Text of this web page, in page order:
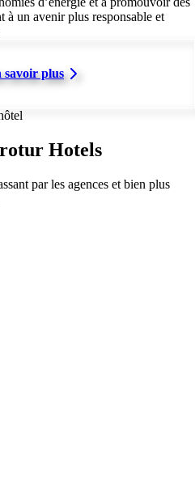
à un avenir plus responsable et
savoir plus
Hotels
par les agences et bien plus